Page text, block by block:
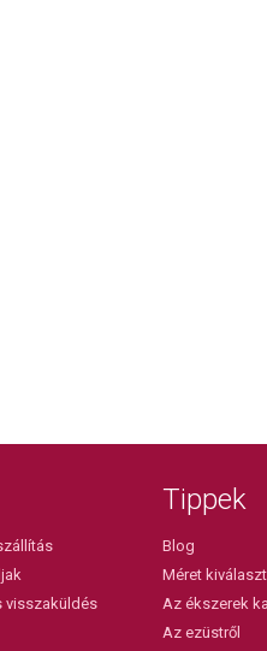
visszaküldés
Tippek
Blog
Méret
Az ékszerek
Az ezüstről